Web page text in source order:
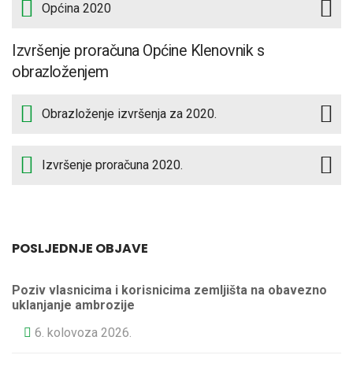
Općina 2020
Izvršenje proračuna Općine Klenovnik s
obrazloženjem
Obrazloženje izvršenja za 2020.
Izvršenje proračuna 2020.
POSLJEDNJE OBJAVE
Poziv vlasnicima i korisnicima zemljišta na obavezno
uklanjanje ambrozije
6. kolovoza 2026.